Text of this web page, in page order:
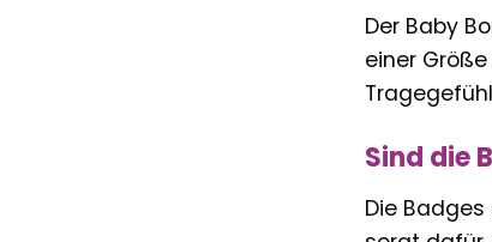
Der Baby
einer
Sind die
Die